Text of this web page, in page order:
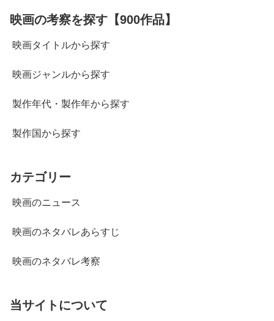
映画の考察を探す【900作品】
映画タイトルから探す
映画ジャンルから探す
製作年代・製作年から探す
製作国から探す
カテゴリー
映画のニュース
映画のネタバレあらすじ
映画のネタバレ考察
当サイトについて